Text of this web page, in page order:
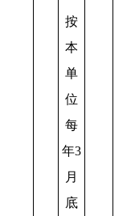
按
本
单
位
每
年3
月
底